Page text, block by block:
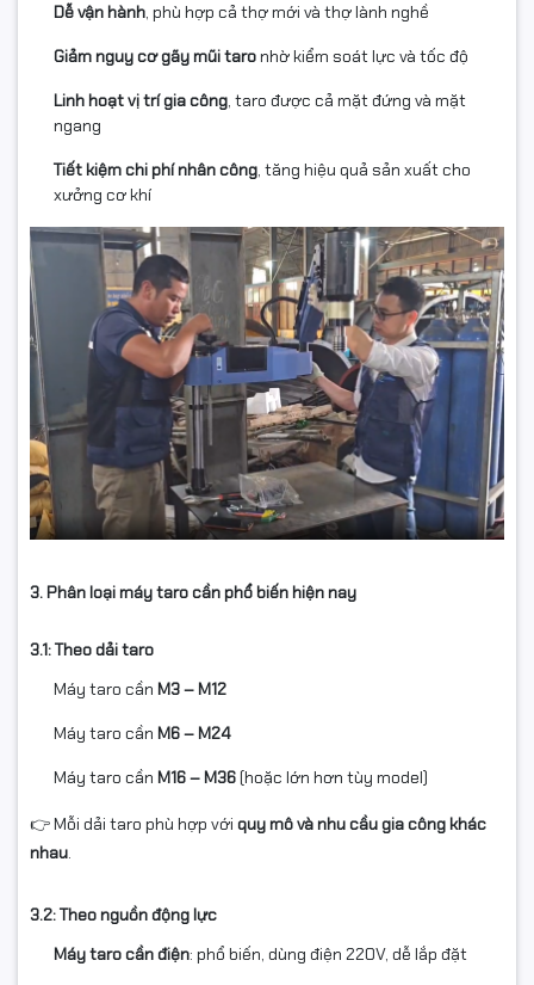
Dễ vận hành, phù hợp cả thợ mới và thợ lành nghề
Giảm nguy cơ gãy mũi taronhờ kiểm soát lực và tốc độ
Linh hoạt vị trí gia công, taro được cả mặt đứng và mặt
ngang
Tiết kiệm chi phí nhân công, tăng hiệu quả sản xuất cho
xưởng cơ khí
3. Phân loại máy taro cần phổ biến hiện nay
3.1: Theo dải taro
Máy taro cần M3 – M12
Máy taro cần M6 – M24
Máy taro cần M16 – M36(hoặc lớn hơn tùy model)
👉 Mỗi dải taro phù hợp với quy mô và nhu cầu gia công khác
nhau.
3.2: Theo nguồn động lực
Máy taro cần điện: phổ biến, dùng điện 220V, dễ lắp đặt